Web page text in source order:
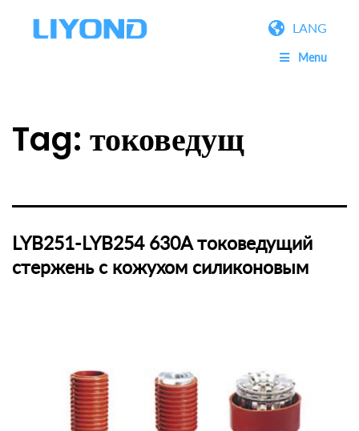
LANG
Menu
Tag: токоведущ
LYB251-LYB254 630A токоведущий
стержень с кожухом силиконовым